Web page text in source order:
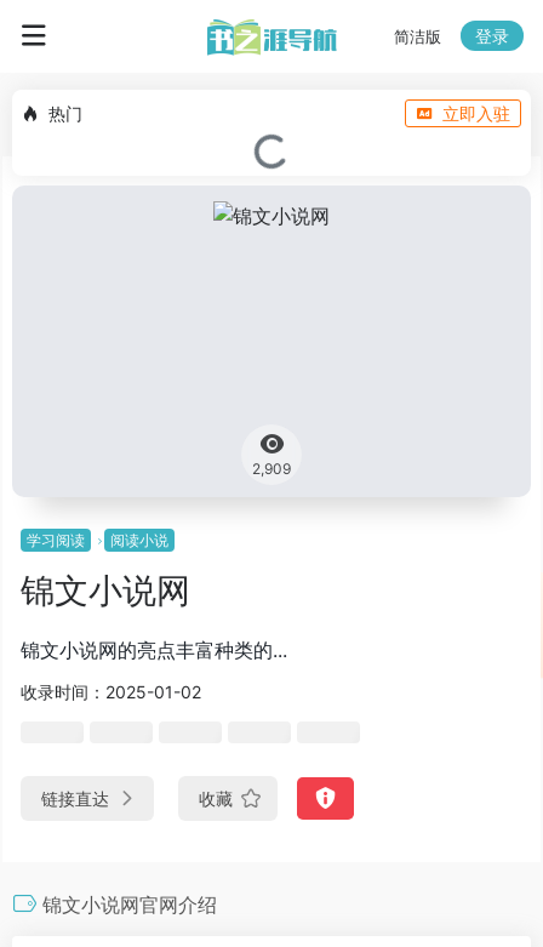
简洁版 登录
热门 立即入驻
2,909
学习阅读 阅读小说
锦文小说网
锦文小说网的亮点丰富种类的...
收录时间：2025-01-02
链接直达 收藏
锦文小说网官网介绍